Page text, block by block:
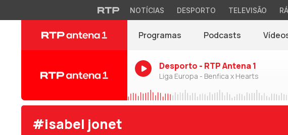
NOTÍCIAS DESPORTO TELEVISÃO
Programas Podcasts
Desporto - RTP Antena 1
Liga Europa - Benfica x Hearts
#isabel jonet